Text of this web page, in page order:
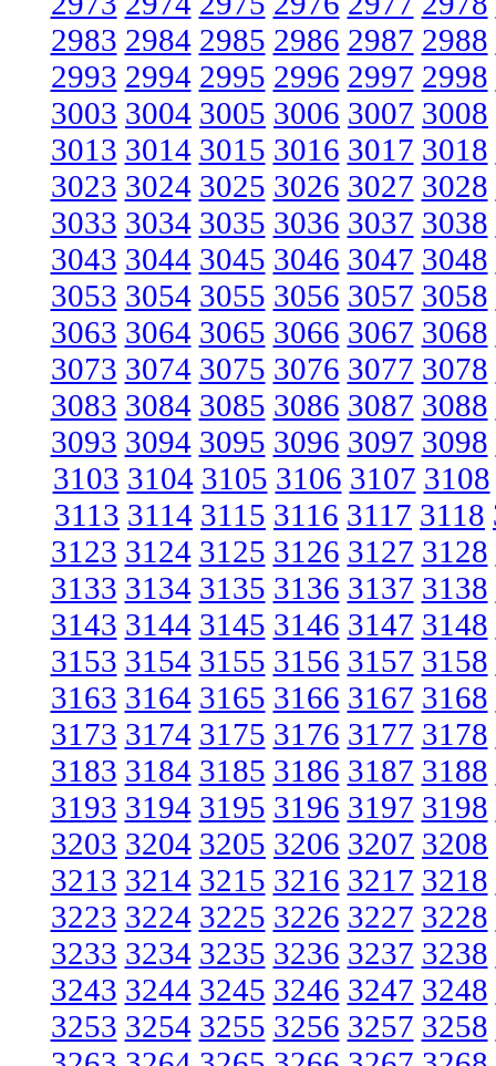
2983 2984 2985 2986 2987 2988
2993 2994 2995 2996 2997 2998
3003 3004 3005 3006 3007 3008
3013 3014 3015 3016 3017 3018
3023 3024 3025 3026 3027 3028
3033 3034 3035 3036 3037 3038
3043 3044 3045 3046 3047 3048
3053 3054 3055 3056 3057 3058
3063 3064 3065 3066 3067 3068
3073 3074 3075 3076 3077 3078
3083 3084 3085 3086 3087 3088
3093 3094 3095 3096 3097 3098
3103 3104 3105 3106 3107 3108
3113 3114 3115 3116 3117 3118
3123 3124 3125 3126 3127 3128
3133 3134 3135 3136 3137 3138
3143 3144 3145 3146 3147 3148
3153 3154 3155 3156 3157 3158
3163 3164 3165 3166 3167 3168
3173 3174 3175 3176 3177 3178
3183 3184 3185 3186 3187 3188
3193 3194 3195 3196 3197 3198
3203 3204 3205 3206 3207 3208
3213 3214 3215 3216 3217 3218
3223 3224 3225 3226 3227 3228
3233 3234 3235 3236 3237 3238
3243 3244 3245 3246 3247 3248
3253 3254 3255 3256 3257 3258